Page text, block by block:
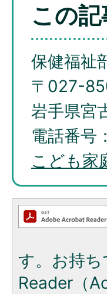
この
保健福祉
〒027-
岩手県宮
電話番号
こども家
す。お持
Reader（